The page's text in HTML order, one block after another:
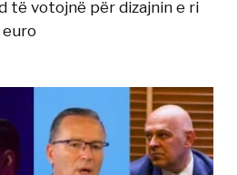
të votojnë për dizajnin e ri